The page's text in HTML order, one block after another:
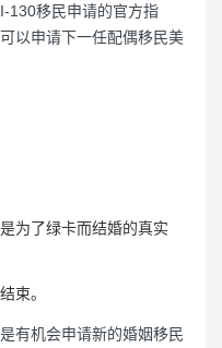
130移民申请的官方指
以申请下一任配偶移民美
为了绿卡而结婚的真实
束。
有机会申请新的婚姻移民